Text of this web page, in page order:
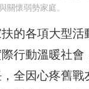
關懷弱勢家庭。
的各項大型
行動溫暖社
全因心疼舊戰